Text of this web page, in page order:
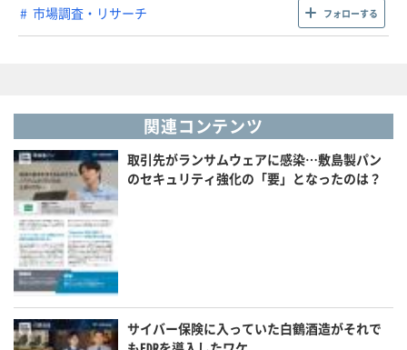
市場調査・リサーチ フォローする
関連コンテンツ
取引先がランサムウェアに感染…敷島製パン
のセキュリティ強化の「要」となったのは？
サイバー保険に入っていた白鶴酒造がそれで